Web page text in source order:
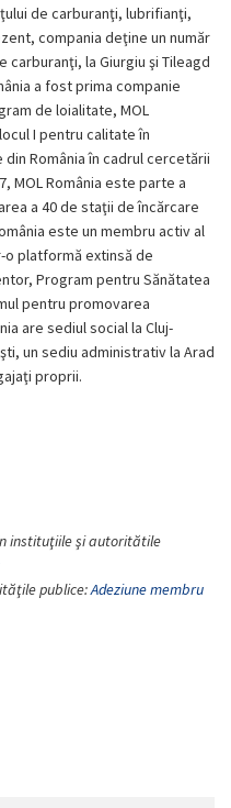
de carburanţi, lubrifianţi,
compania deţine un număr
la Giurgiu şi Tileagd
a fost prima companie
de loialitate, MOL
I pentru calitate în
România în cadrul cercetării
MOL România este parte a
a 40 de staţii de încărcare
este un membru activ al
platformă extinsă de
Program pentru Sănătatea
pentru promovarea
are sediul social la Cluj-
un sediu administrativ la Arad
proprii.
instituţiile şi autoritătile
publice:Adeziune membru